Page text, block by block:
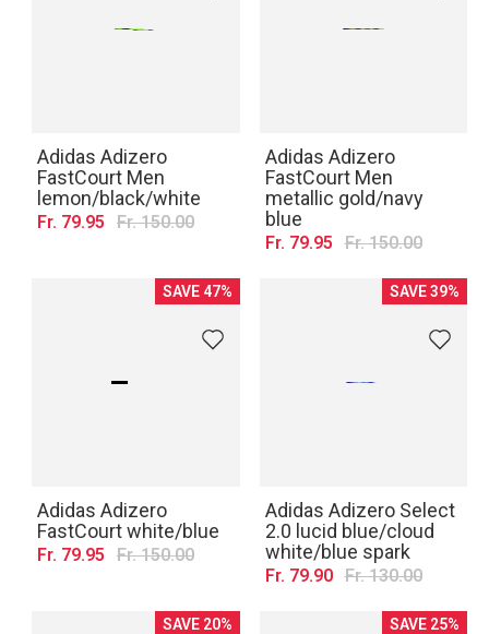
Adidas Adizero
FastCourt Men
lemon/black/white
Fr. 79.95 Fr. 150.00
Adidas Adizero
FastCourt Men
metallic gold/navy
blue
Fr. 79.95 Fr. 150.00
SAVE 47%
Adidas Adizero
FastCourt white/blue
Fr. 79.95 Fr. 150.00
SAVE 39%
Adidas Adizero Select
2.0 lucid blue/cloud
white/blue spark
Fr. 79.90 Fr. 130.00
SAVE 20% SAVE 25%